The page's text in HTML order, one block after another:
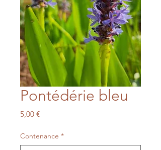
Pontédérie bleu
5,00 €Prix
Contenance *